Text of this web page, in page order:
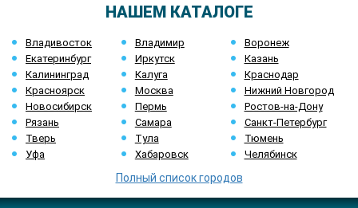
НАШЕМ КАТАЛОГЕ
Владивосток Владимир
Воронеж
Екатеринбург
Иркутск
Казань
Калининград
Калуга
Краснодар
Красноярск
Москва
Нижний Новгород
Новосибирск
Пермь
Ростов-на-Дону
Рязань
Самара
Санкт-Петербург
Тверь
Тула
Тюмень
Уфа
Хабаровск Челябинск
Полный список городов